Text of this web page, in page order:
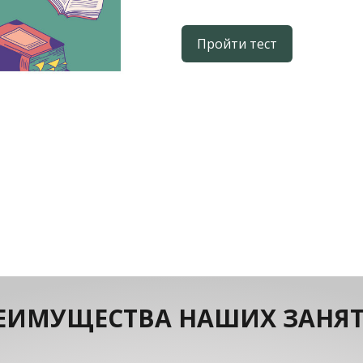
Пройти тест
НАШИХ